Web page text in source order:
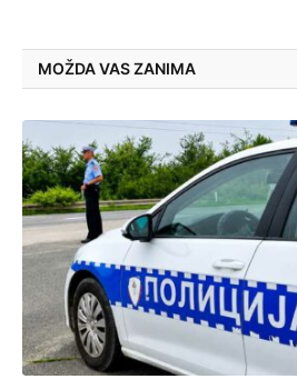
MOŽDA VAS ZANIMA